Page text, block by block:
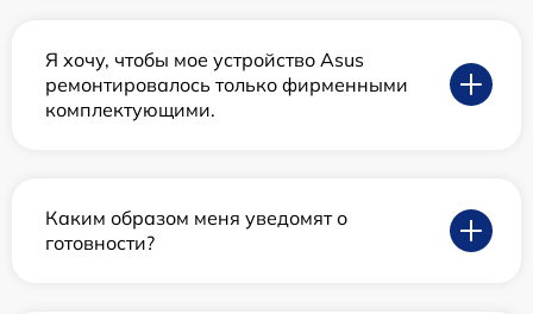
Я хочу, чтобы мое устройство Asus
ремонтировалось только фирменными
комплектующими.
Каким образом меня уведомят о
готовности?